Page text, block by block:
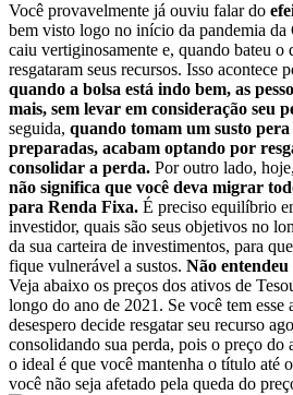
Você provavelmente já ouviu falar do
bem visto logo no início da pandemia da
caiu vertiginosamente e, quando bateu o
resgataram seus recursos. Isso acontece
quando a bolsa está indo bem, as
mais, sem levar em consideração seu
seguida, quando tomam um susto pera
preparadas, acabam optando por
consolidar a perda. Por outro lado, hoje,
não significa que você deva migrar
para Renda Fixa. É preciso equilíbrio
investidor, quais são seus objetivos no
da sua carteira de investimentos, para
fique vulnerável a sustos. Não
Veja abaixo os preços dos ativos de
longo do ano de 2021. Se você tem esse
desespero decide resgatar seu recurso
consolidando sua perda, pois o preço do
o ideal é que você mantenha o título até
você não seja afetado pela queda do